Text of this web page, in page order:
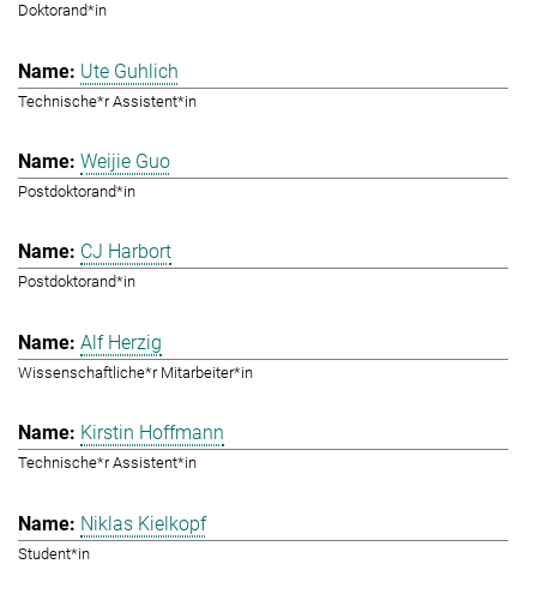
Doktorand*in
Ute Guhlich
Technische*r Assistent*in
Weijie Guo
Postdoktorand*in
CJ Harbort
Postdoktorand*in
Alf Herzig
Wissenschaftliche*r Mitarbeiter*in
Kirstin Hoffmann
Technische*r Assistent*in
Niklas Kielkopf
Student*in